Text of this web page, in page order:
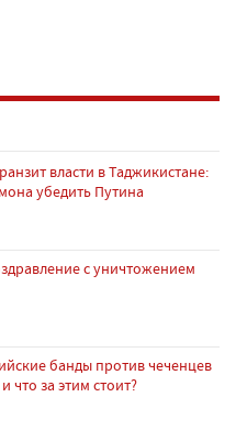
власти в Таджикистане:
убедить Путина
с уничтожением
банды против чеченцев
что за этим стоит?